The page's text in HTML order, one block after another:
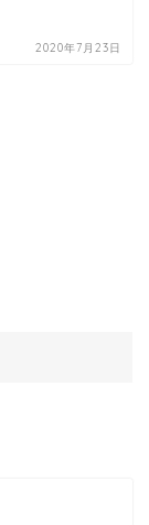
2020年7月23日